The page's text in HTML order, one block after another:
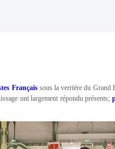
Françaissous la verrière du Grand
ont largement répondu présents;